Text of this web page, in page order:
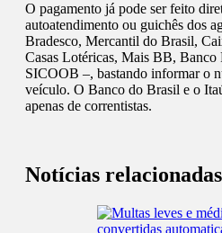
O pagamento já pode ser feito
autoatendimento ou guichês dos
Bradesco, Mercantil do Brasil,
Casas Lotéricas, Mais BB, Banco
SICOOB –, bastando informar o
veículo. O Banco do Brasil e o
apenas de correntistas.
Notícias relacionadas